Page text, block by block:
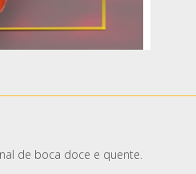
de boca doce e quente.